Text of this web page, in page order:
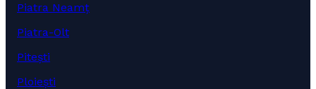
Piatra Neamț
Piatra-Olt
Pitești
Ploiești